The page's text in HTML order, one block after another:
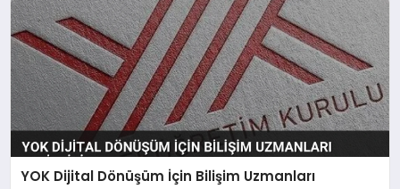
YOK Dijital Dönüşüm İçin Bilişim Uzmanları